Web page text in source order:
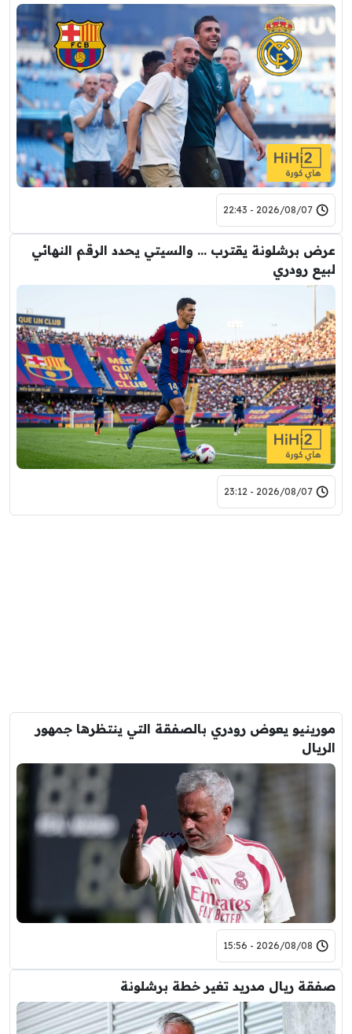
2026/08/07 - 22:43
عرض برشلونة يقترب … والسيتي يحدد الرقم النهائي
لبيع رودري
2026/08/07 - 23:12
مورينيو يعوض رودري بالصفقة التي ينتظرها جمهور
الريال
2026/08/08 - 15:56
صفقة ريال مدريد تغير خطة برشلونة